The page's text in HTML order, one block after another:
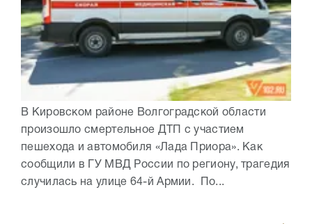
В Кировском районе Волгоградской области
произошло смертельное ДТП с участием
пешехода и автомобиля «Лада Приора». Как
сообщили в ГУ МВД России по региону, трагедия
случилась на улице 64-й Армии. По...